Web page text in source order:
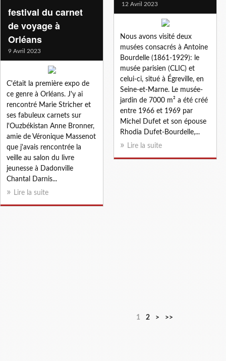
12 Avril 2023
Nous avons visité deux
musées consacrés à Antoine
Bourdelle (1861-1929): le
musée parisien (CLIC) et
celui-ci, situé à Égreville, en
Seine-et-Marne. Le musée-
jardin de 7000 m² a été créé
entre 1966 et 1969 par
Michel Dufet et son épouse
Rhodia Dufet-Bourdelle,...
Lire la suite
festival du carnet
de voyage à
Orléans
9 Avril 2023
C'était la première expo de
ce genre à Orléans. J'y ai
rencontré Marie Stricher et
ses fabuleux carnets sur
l'Ouzbékistan Anne Bronner,
amie de Véronique Massenot
que j'avais rencontrée la
veille au salon du livre
jeunesse à Dadonville
Chantal Darnis...
Lire la suite
1 2 > >>